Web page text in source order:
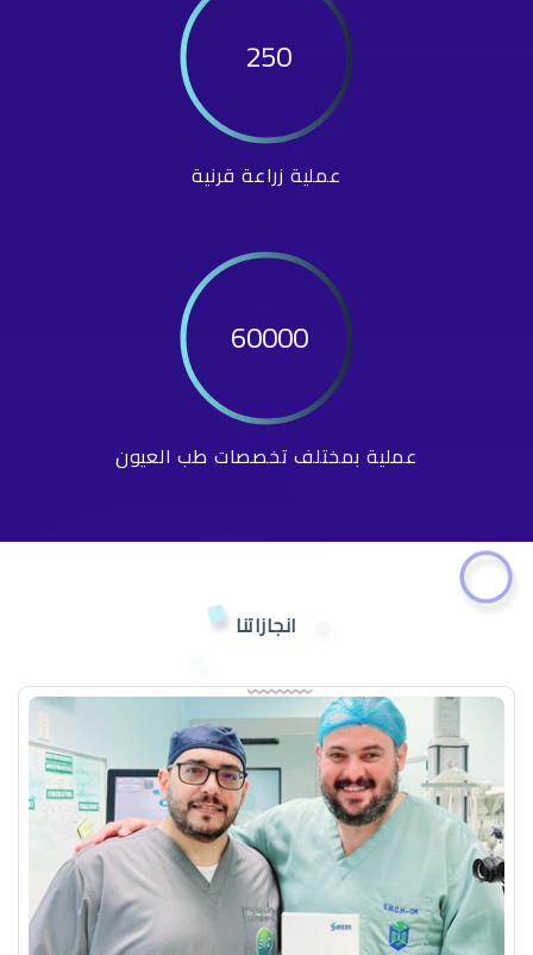
250
عملية زراعة قرنية
60000
عملية بمختلف تخصصات طب العيون
انجازاتنا